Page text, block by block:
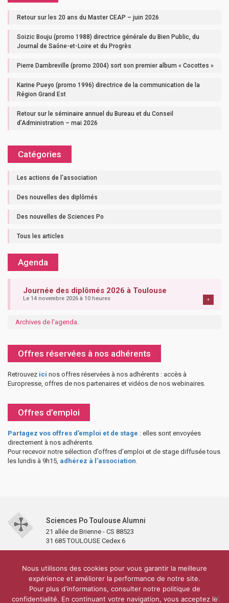
Retour sur les 20 ans du Master CEAP – juin 2026
Soizic Bouju (promo 1988) directrice générale du Bien Public, du
Journal de Saône-et-Loire et du Progrès
Pierre Dambreville (promo 2004) sort son premier album « Cocottes »
Karine Pueyo (promo 1996) directrice de la communication de la
Région Grand Est
Retour sur le séminaire annuel du Bureau et du Conseil
d’Administration – mai 2026
Catégories
Les actions de l'association
Des nouvelles des diplômés
Des nouvelles de Sciences Po
Tous les articles
Agenda
Journée des diplômés 2026 à Toulouse
Le 14 novembre 2026 à 10 heures +
Archives de l'agenda
Offres réservées à nos adhérents
Retrouvez ici nos offres réservées à nos adhérents : accès à
Europresse, offres de nos partenaires et vidéos de nos webinaires.
Offres d’emploi
Partagez vos offres d’emploi et de stage : elles sont envoyées
directement à nos adhérents.
Pour recevoir notre sélection d’offres d’emploi et de stage diffusée tous
les lundis à 9h15, adhérez à l’association
Sciences Po Toulouse Alumni
21 allée de Brienne - CS 88523
31 685 TOULOUSE Cedex 6
Partenaires et soutiens
Lettre d’information
Réseaux sociaux
Sciences Po Toulouse
Carré Alumni de la bibliothèque de Sciences Po Toulouse
10 000 diplômés
Réseau ScPo
Mentions légales Politique de confidentialité Plan du site
Nous utilisons des cookies pour vous garantir la meilleure
expérience et améliorer la performance de notre site.
Pour plus d'informations, consulter notre politique de
confidentialité. En continuant votre navigation, vous acceptez le